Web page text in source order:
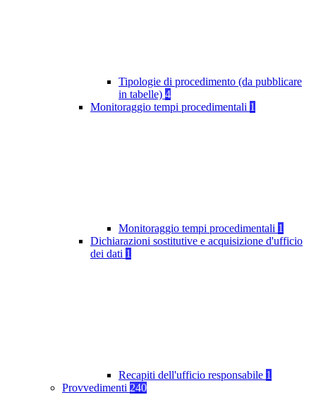
Tipologie di procedimento (da pubblicare
in tabelle) 4
Monitoraggio tempi procedimentali 1
Monitoraggio tempi procedimentali 1
Dichiarazioni sostitutive e acquisizione d'ufficio
dei dati 1
Recapiti dell'ufficio responsabile 1
Provvedimenti 240